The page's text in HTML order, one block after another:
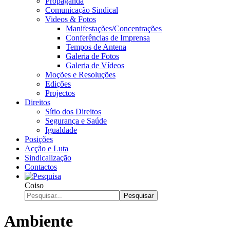
Comunicação Sindical
Videos & Fotos
Manifestações/Concentrações
Conferências de Imprensa
Tempos de Antena
Galeria de Fotos
Galeria de Vídeos
Moções e Resoluções
Edições
Projectos
Direitos
Sítio dos Direitos
Segurança e Saúde
Igualdade
Posições
Acção e Luta
Sindicalização
Contactos
Coiso
Pesquisar
Ambiente